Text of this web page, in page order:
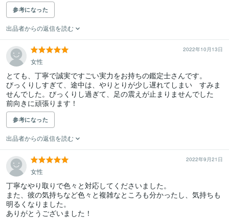
参考になった
出品者からの返信を読む
2022年10月13日
女性
とても、丁寧で誠実ですごい実力をお持ちの鑑定士さんです。
びっくりしすぎて、途中は、やりとりが少し遅れてしまい　すみま
せんでした。びっくりし過ぎて、足の震えが止まりませんでした
前向きに頑張ります！
参考になった
出品者からの返信を読む
2022年9月21日
女性
丁寧なやり取りで色々と対応してくださいました。
また、彼の気持ちなど色々と複雑なところも分かったし、気持ちも
明るくなりました。
ありがとうございました！